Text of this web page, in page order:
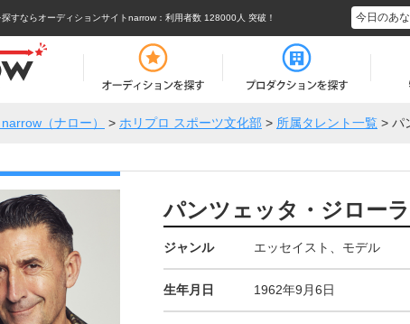
すならオーディションサイトnarrow ：利用者数 128000人 突破！ 今日のあ
（ナロー） > ホリプロ スポーツ文化部 > 所属タレント一覧 > パ
パンツェッタ・ジロー
ジャンル エッセイスト、モデル
生年月日 1962年9月6日